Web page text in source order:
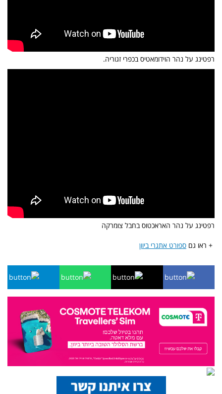
רפטינג על נהר הוידומאטיס בכפרי זגוריה.
רפטינג על נהר האראכטוס בחבל צומרקה
+ ראו גם ספורט אתגרי ביוון